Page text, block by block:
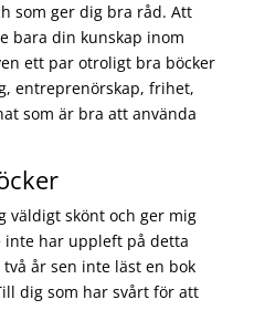
som ger dig bra råd. Att
bara din kunskap inom
ett par otroligt bra böcker
entreprenörskap, frihet,
som är bra att använda
väldigt skönt och ger mig
har uppleft på detta
år sen inte läst en bok
dig som har svårt för att